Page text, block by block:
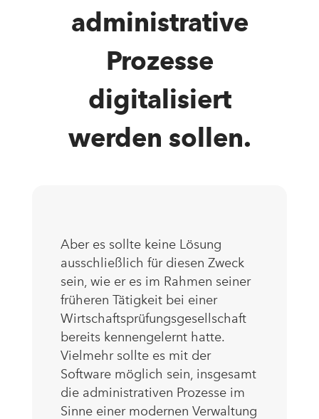
administrative
Prozesse
digitalisiert
werden sollen.
Aber es sollte keine Lösung
ausschließlich für diesen Zweck
sein, wie er es im Rahmen seiner
früheren Tätigkeit bei einer
Wirtschaftsprüfungsgesellschaft
bereits kennengelernt hatte.
Vielmehr sollte es mit der
Software möglich sein, insgesamt
die administrativen Prozesse im
Sinne einer modernen Verwaltung